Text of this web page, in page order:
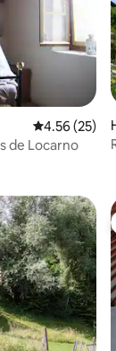
Calificación
4.56 (25)
de Locarno